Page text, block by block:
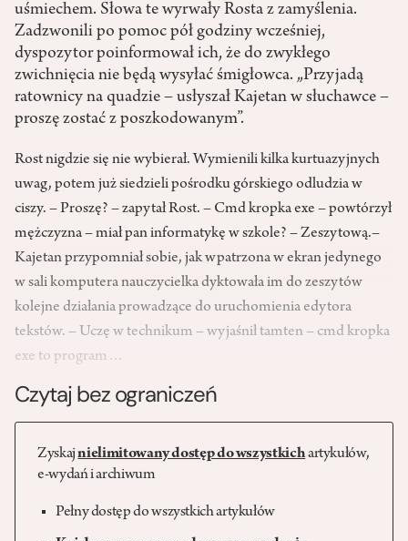
uśmiechem. Słowa te wyrwały Rosta z zamyślenia.
Zadzwonili po pomoc pół godziny wcześniej,
dyspozytor poinformował ich, że do zwykłego
zwichnięcia nie będą wysyłać śmigłowca. „Przyjadą
ratownicy na quadzie – usłyszał Kajetan w słuchawce –
proszę zostać z poszkodowanym”.
Rost nigdzie się nie wybierał. Wymienili kilka kurtuazyjnych
uwag, potem już siedzieli pośrodku górskiego odludzia w
ciszy. – Proszę? – zapytał Rost. – Cmd kropka exe – powtórzył
mężczyzna – miał pan informatykę w szkole? – Zeszytową.–
Kajetan przypomniał sobie, jak wpatrzona w ekran jedynego
w sali komputera nauczycielka dyktowała im do zeszytów
kolejne działania prowadzące do uruchomienia edytora
tekstów. – Uczę w technikum – wyjaśnił tamten – cmd kropka
exe to program…
Czytaj bez ograniczeń
Zyskajnielimitowany dostęp do wszystkichartykułów,
e-wydań i archiwum
Pełny dostęp do wszystkich artykułów